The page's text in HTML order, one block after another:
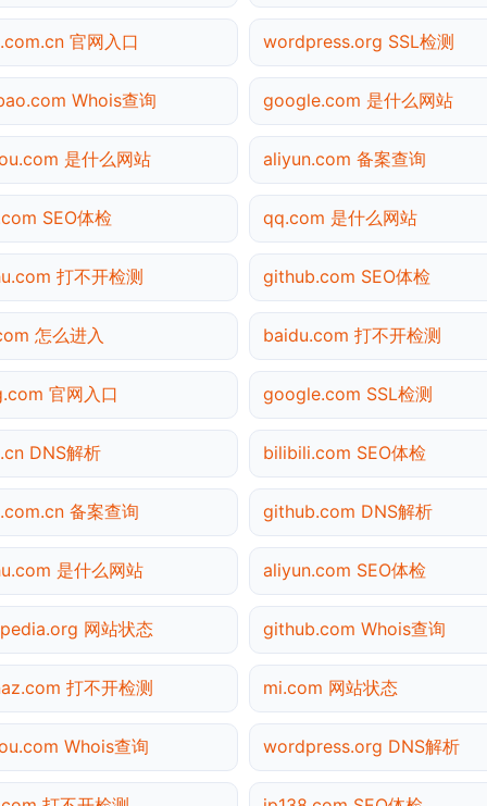
官网入口 wordpress.org SSL检测
Whois查询 google.com 是什么网站
是什么网站 aliyun.com 备案查询
SEO体检 qq.com 是什么网站
打不开检测 github.com SEO体检
怎么进入 baidu.com 打不开检测
官网入口 google.com SSL检测
DNS解析 bilibili.com SEO体检
备案查询 github.com DNS解析
是什么网站 aliyun.com SEO体检
网站状态 github.com Whois查询
打不开检测 mi.com 网站状态
Whois查询 wordpress.org DNS解析